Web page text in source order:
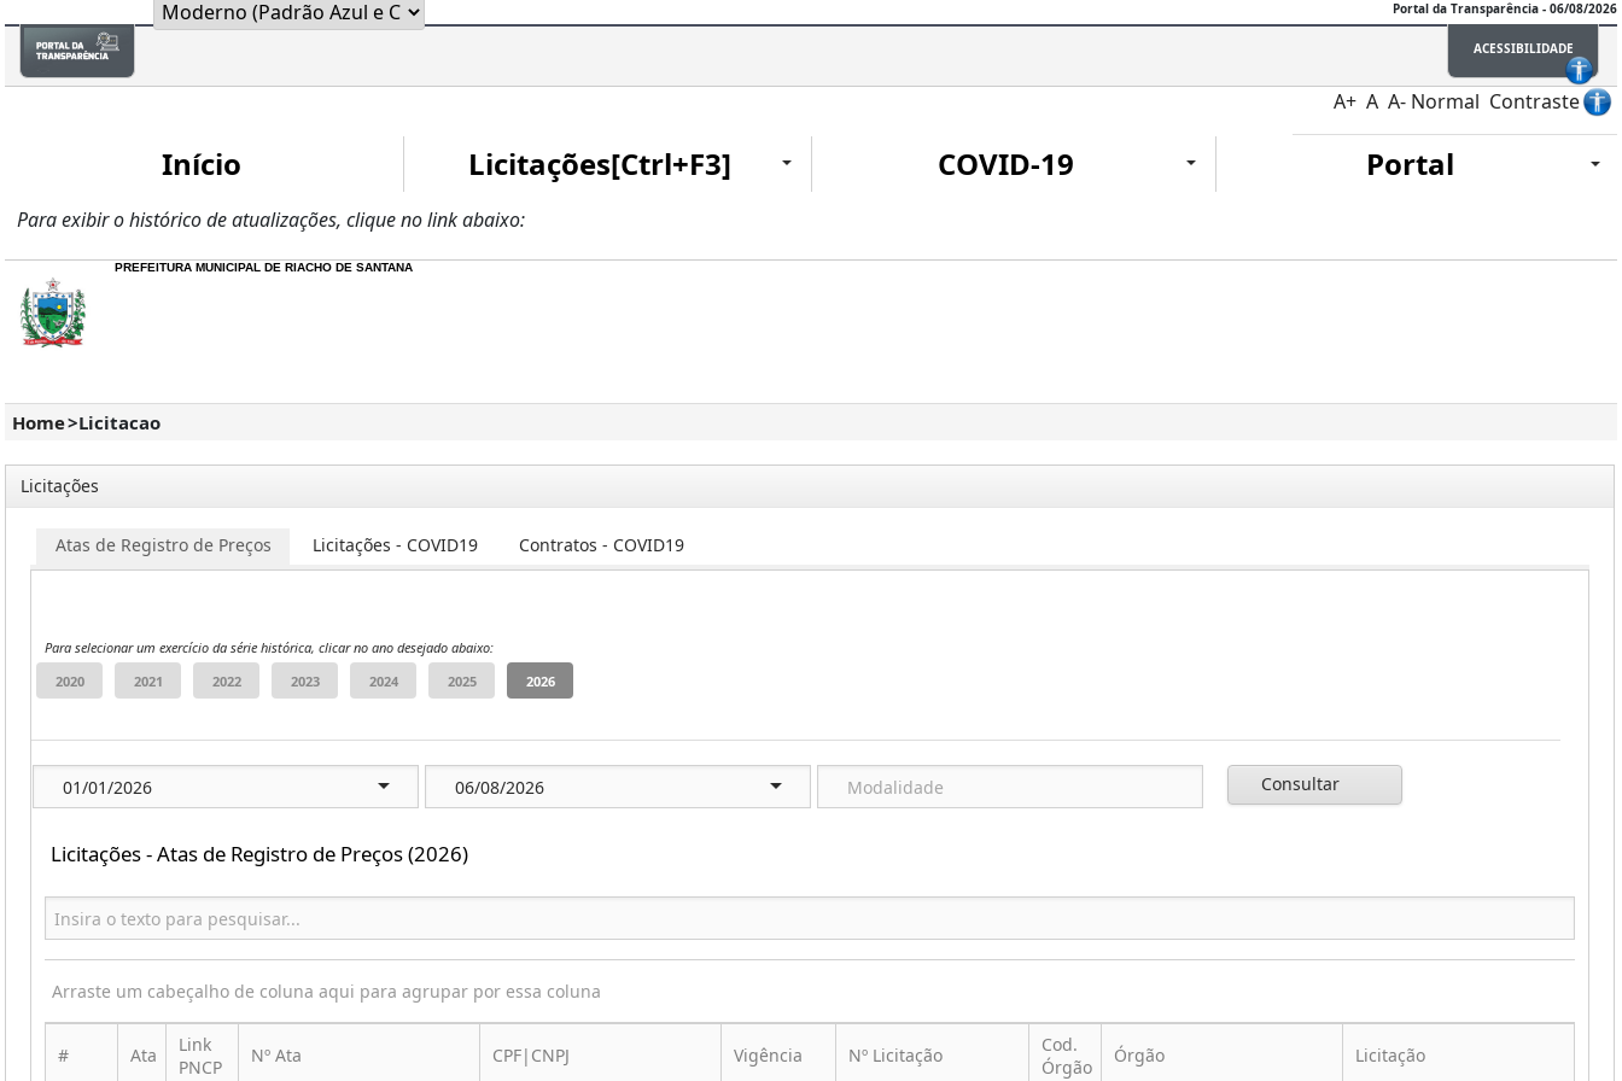
Portal da Transparência - 06/08/2026
ACESSIBILIDADE
A+ A A- Normal Contraste
Início Licitações[Ctrl+F3] COVID-19 Portal
Para exibir o histórico de atualizações, clique no link abaixo:
PREFEITURA MUNICIPAL DE RIACHO DE SANTANA
Home>Licitacao
Licitações
Atas de Registro de Preços Licitações - COVID19 Contratos - COVID19
Para selecionar um exercício da série histórica, clicar no ano desejado abaixo:
Consultar
Licitações - Atas de Registro de Preços (2026)
Arraste um cabeçalho de coluna aqui para agrupar por essa coluna
# Ata
Link
PNCP
Nº Ata CPF|CNPJ Vigência Nº Licitação
Cod.
Órgão
Órgão Licitação